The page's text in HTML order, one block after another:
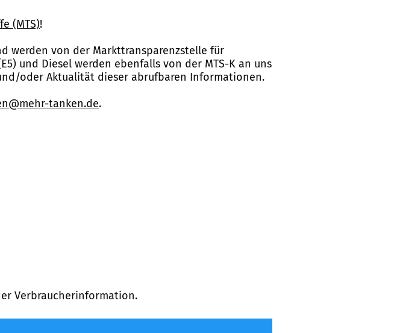
(MTS)!
werden von der Markttransparenzstelle für
und Diesel werden ebenfalls von der MTS-K an uns
oder Aktualität dieser abrufbaren Informationen.
tanken.de.
Verbraucherinformation.